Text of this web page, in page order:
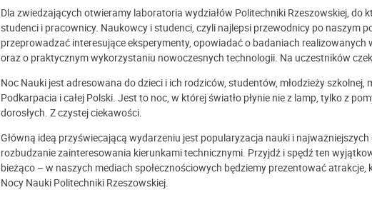
Dla zwiedzających otwieramy laboratoria wydziałów Politechniki Rzeszowskiej, do
studenci i pracownicy. Naukowcy i studenci, czyli najlepsi przewodnicy po naszym
przeprowadzać interesujące eksperymenty, opowiadać o badaniach
oraz o praktycznym wykorzystaniu nowoczesnych technologii. Na uczestników
Noc Nauki jest adresowana do dzieci i ich rodziców, studentów, młodzieży szkolnej,
Podkarpacia i całej Polski. Jest to noc, w której światło płynie nie z lamp, tylko z
dorosłych. Z czystej ciekawości.
Główną ideą przyświecającą wydarzeniu jest popularyzacja nauki i
rozbudzanie zainteresowania kierunkami technicznymi. Przyjdź i spędź ten
bieżąco – w naszych mediach społecznościowych będziemy prezentować
Nocy Nauki Politechniki Rzeszowskiej.